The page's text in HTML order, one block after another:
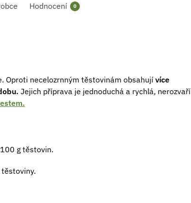
Hodnocení 0
Oproti necelozrnným těstovinám obsahují více
Jejich příprava je jednoduchá a rychlá, nerozvaří
g těstovin.